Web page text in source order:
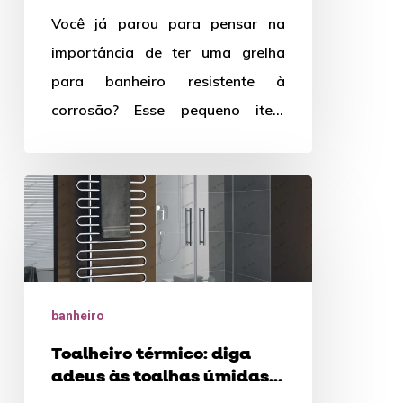
Você já parou para pensar na
importância de ter uma grelha
para banheiro resistente à
corrosão? Esse pequeno item
Toalheiro
térmico:
diga
adeus
úmidas
banheiro
Toalheiro térmico: diga
adeus às toalhas úmidas e